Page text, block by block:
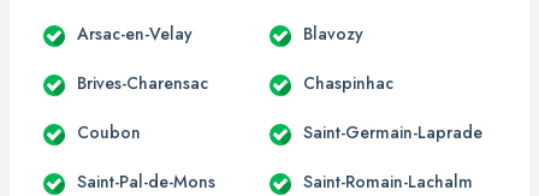
Arsac-en-Velay Blavozy
Brives-Charensac Chaspinhac
Coubon Saint-Germain-Laprade
Saint-Pal-de-Mons Saint-Romain-Lachalm